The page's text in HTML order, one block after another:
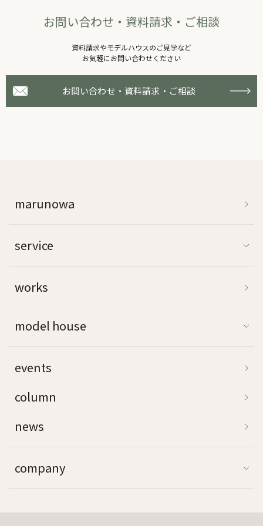
お問い合わせ・資料請求・ご相談
資料請求やモデルハウスのご⾒学など
お気軽にお問い合わせください
お問い合わせ・資料請求・ご相談
marunowa
service
works
model house
events
column
news
company